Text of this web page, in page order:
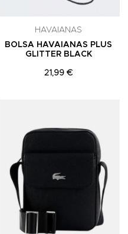
HAVAIANAS
BOLSA HAVAIANAS PLUS
GLITTER BLACK
21,99 €